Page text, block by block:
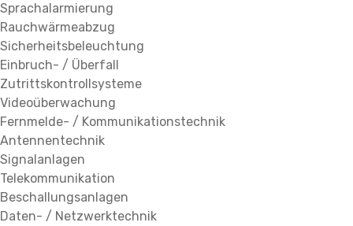
Sprachalarmierung
Rauchwärmeabzug
Sicherheitsbeleuchtung
Einbruch- / Überfall
Zutrittskontrollsysteme
Videoüberwachung
Fernmelde- / Kommunikationstechnik
Antennentechnik
Signalanlagen
Telekommunikation
Beschallungsanlagen
Daten- / Netzwerktechnik